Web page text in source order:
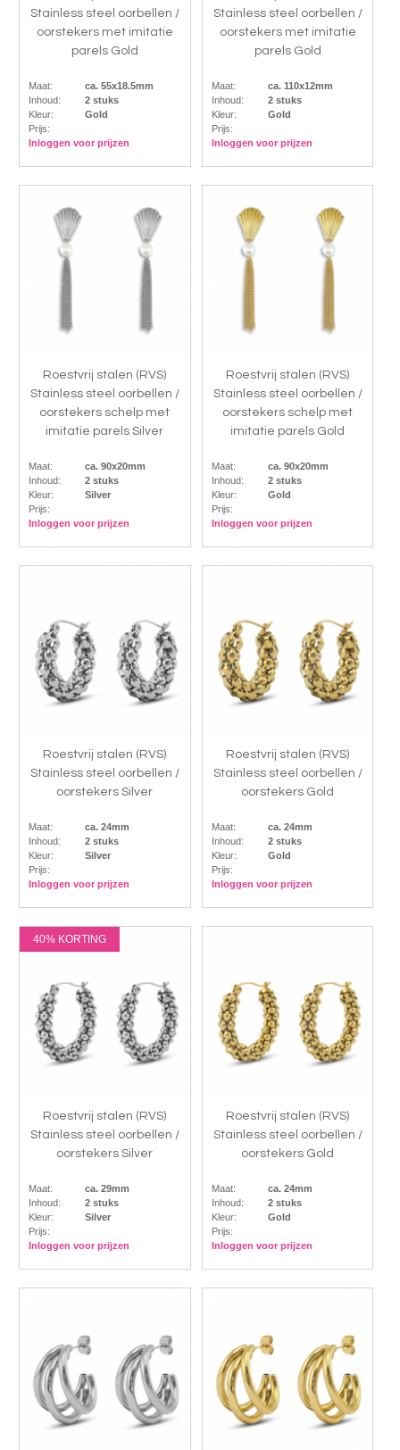
Stainless steel oorbellen /
oorstekers met imitatie
parels Gold
Maat:
ca. 55x18.5mm
Inhoud:
2 stuks
Kleur:
Gold
Prijs:
Inloggen voor prijzen
Stainless steel oorbellen /
oorstekers met imitatie
parels Gold
Maat:
ca. 110x12mm
Inhoud:
2 stuks
Kleur:
Gold
Prijs:
Inloggen voor prijzen
Roestvrij stalen (RVS)
Stainless steel oorbellen /
oorstekers schelp met
imitatie parels Silver
Maat:
ca. 90x20mm
Inhoud:
2 stuks
Kleur:
Silver
Prijs:
Inloggen voor prijzen
Roestvrij stalen (RVS)
Stainless steel oorbellen /
oorstekers schelp met
imitatie parels Gold
Maat:
ca. 90x20mm
Inhoud:
2 stuks
Kleur:
Gold
Prijs:
Inloggen voor prijzen
Roestvrij stalen (RVS)
Stainless steel oorbellen /
oorstekers Silver
Maat:
ca. 24mm
Inhoud:
2 stuks
Kleur:
Silver
Prijs:
Inloggen voor prijzen
Roestvrij stalen (RVS)
Stainless steel oorbellen /
oorstekers Gold
Maat:
ca. 24mm
Inhoud:
2 stuks
Kleur:
Gold
Prijs:
Inloggen voor prijzen
40% KORTING
Roestvrij stalen (RVS)
Stainless steel oorbellen /
oorstekers Silver
Maat:
ca. 29mm
Inhoud:
2 stuks
Kleur:
Silver
Prijs:
Inloggen voor prijzen
Roestvrij stalen (RVS)
Stainless steel oorbellen /
oorstekers Gold
Maat:
ca. 24mm
Inhoud:
2 stuks
Kleur:
Gold
Prijs:
Inloggen voor prijzen